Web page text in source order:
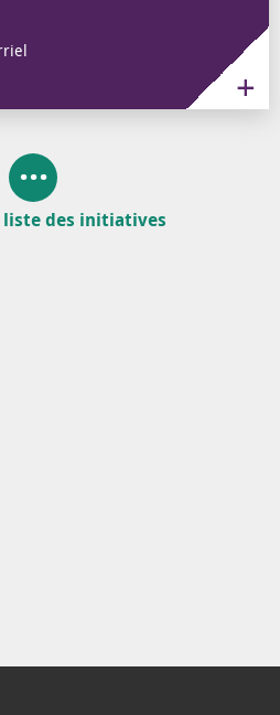
Annuaire
liste des initiatives